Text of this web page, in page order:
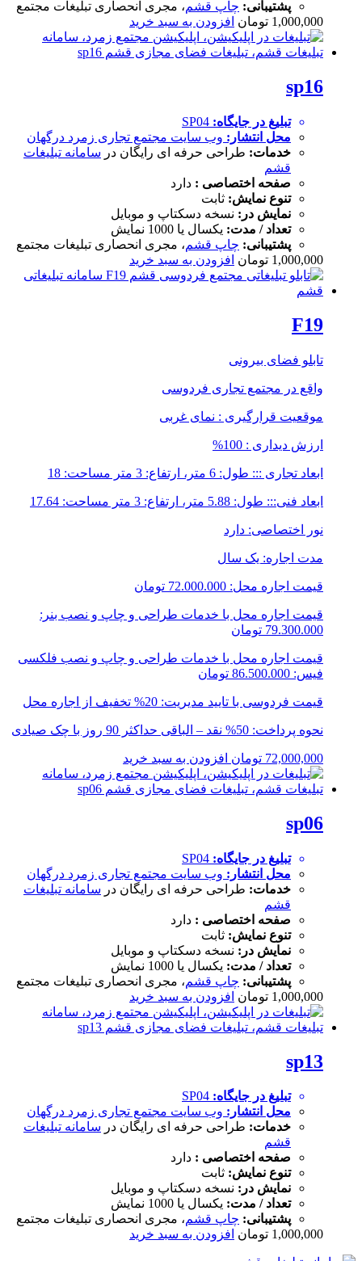
پشتیبانی: چاپ قشم، مجری انحصاری تبلیغات مجتمع
1,000,000 تومان افزودن به سبد خرید
sp16
تبلیغ در جایگاه:
محل انتشار: وب سایت مجتمع تجاری زمرد درگهان
خدمات: طراحی حرفه ای رایگان در سامانه تبلیغات
قشم
صفحه اختصاصی : دارد
تنوع نمایش: ثابت
نمایش در: نسخه دسکتاپ و موبایل
تعداد / مدت: یکسال یا 1000 نمایش
پشتیبانی: چاپ قشم، مجری انحصاری تبلیغات مجتمع
1,000,000 تومان افزودن به سبد خرید
F19
تابلو فضای بیرونی
واقع در مجتمع تجاری فردوسی
موقعیت قرارگیری : نمای غربی
ارزش دیداری : 100%
ابعاد تجاری ::: طول: 6 متر، ارتفاع: 3 متر مساحت: 18
ابعاد فنی::: طول: 5.88 متر، ارتفاع: 3 متر مساحت: 17.64
نور اختصاصی: دارد
مدت اجاره: یک سال
قیمت اجاره محل: 72.000.000 تومان
قیمت اجاره محل با خدمات طراحی و چاپ و نصب بنر:
79.300.000 تومان
قیمت اجاره محل با خدمات طراحی و چاپ و نصب فلکسی
فیس: 86.500.000 تومان
قیمت فردوسی با تایید مدیریت: 20% تخفیف از اجاره محل
نحوه پرداخت: 50% نقد – الباقی حداکثر 90 روز با چک صیادی
72,000,000 تومان افزودن به سبد خرید
sp06
تبلیغ در جایگاه:
محل انتشار: وب سایت مجتمع تجاری زمرد درگهان
خدمات: طراحی حرفه ای رایگان در سامانه تبلیغات
قشم
صفحه اختصاصی : دارد
تنوع نمایش: ثابت
نمایش در: نسخه دسکتاپ و موبایل
تعداد / مدت: یکسال یا 1000 نمایش
پشتیبانی: چاپ قشم، مجری انحصاری تبلیغات مجتمع
1,000,000 تومان افزودن به سبد خرید
sp13
تبلیغ در جایگاه:
محل انتشار: وب سایت مجتمع تجاری زمرد درگهان
خدمات: طراحی حرفه ای رایگان در سامانه تبلیغات
قشم
صفحه اختصاصی : دارد
تنوع نمایش: ثابت
نمایش در: نسخه دسکتاپ و موبایل
تعداد / مدت: یکسال یا 1000 نمایش
پشتیبانی: چاپ قشم، مجری انحصاری تبلیغات مجتمع
1,000,000 تومان افزودن به سبد خرید